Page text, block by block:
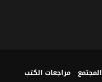
المجتمع
مراجعات الكتب